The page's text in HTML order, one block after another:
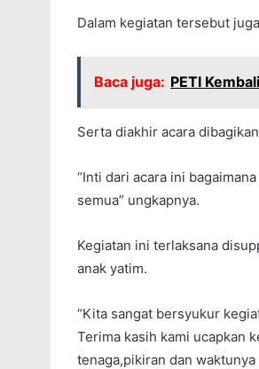
Dalam kegiatan tersebut
Baca juga: PETI
Serta diakhir acara
“Inti dari acara ini
semua” ungkapnya.
Kegiatan ini terlaksana
anak yatim.
“Kita sangat bersyukur
Terima kasih kami ucapkan
tenaga,pikiran dan